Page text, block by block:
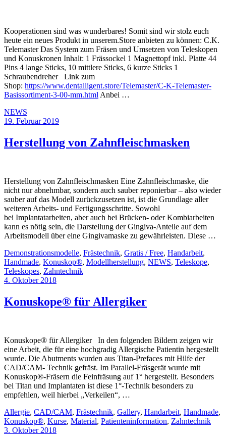
Kooperationen sind was wunderbares! Somit sind wir stolz euch
heute ein neues Produkt in unserem.Store anbieten zu können: C.K.
Telemaster Das System zum Fräsen und Umsetzen von Teleskopen
und Konuskronen Inhalt: 1 Frässockel 1 Magnettopf inkl. Platte 44
Pins 4 lange Sticks, 10 mittlere Sticks, 6 kurze Sticks 1
Schraubendreher Link zum
Shop: https://www.dentalligent.store/Telemaster/C-K-Telemaster-
Basissortiment-3-00-mm.html Anbei …
NEWS
19. Februar 2019
Herstellung von Zahnfleischmasken
Herstellung von Zahnfleischmasken Eine Zahnfleischmaske, die
nicht nur abnehmbar, sondern auch sauber reponierbar – also wieder
sauber auf das Modell zurückzusetzen ist, ist die Grundlage aller
weiteren Arbeits- und Fertigungsschritte. Sowohl
bei Implantatarbeiten, aber auch bei Brücken- oder Kombiarbeiten
kann es nötig sein, die Darstellung der Gingiva-Anteile auf dem
Arbeitsmodell über eine Gingivamaske zu gewährleisten. Diese …
Demonstrationsmodelle, Frästechnik, Gratis / Free, Handarbeit,
Handmade, Konuskop®, Modellherstellung, NEWS, Teleskope,
Teleskopes, Zahntechnik
4. Oktober 2018
Konuskope® für Allergiker
Konuskope® für Allergiker In den folgenden Bildern zeigen wir
eine Arbeit, die für eine hochgradig Allergische Patientin hergestellt
wurde. Die Abutments wurden aus Titan-Prefaces mit Hilfe der
CAD/CAM- Technik gefräst. Im Parallel-Fräsgerät wurde mit
Konuskop®-Fräsern die Feinfräsung auf 1° hergestellt. Besonders
bei Titan und Implantaten ist diese 1°-Technik besonders zu
empfehlen, weil hierbei „Verkeilen“, …
Allergie, CAD/CAM, Frästechnik, Gallery, Handarbeit, Handmade,
Konuskop®, Kurse, Material, Patienteninformation, Zahntechnik
3. Oktober 2018